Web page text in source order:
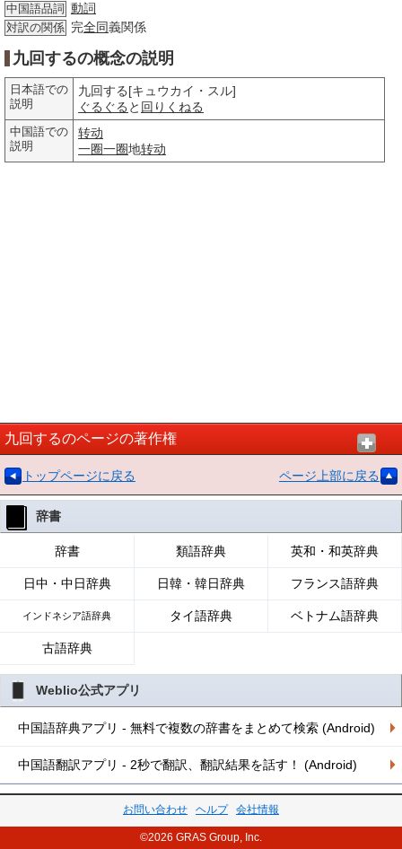
中国語品詞 動詞
対訳の関係 完全同義関係
九回するの概念の説明
日本語での
説明
九回する[キュウカイ・スル]
ぐるぐる と 回りくねる
中国語での
説明
转动
一圈一圈地转动
九回するのページの著作権
トップページに戻る ページ上部に戻る
辞書
辞書 類語辞典 英和・和英辞典
日中・中日辞典 日韓・韓日辞典 フランス語辞典
インドネシア語辞典 タイ語辞典 ベトナム語辞典
古語辞典
Weblio公式アプリ
中国語辞典アプリ - 無料で複数の辞書をまとめて検索 (Android)
中国語翻訳アプリ - 2秒で翻訳、翻訳結果を話す！ (Android)
お問い合わせ ヘルプ 会社情報
©2026 GRAS Group, Inc.